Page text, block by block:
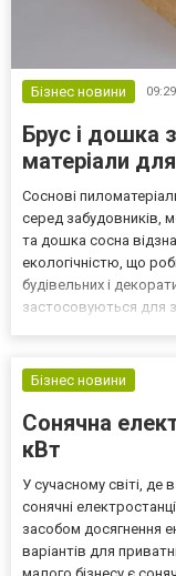
Бізнес новини
Брус і дошка
матеріали
Соснові
серед забудовників,
та дошка сосна
екологічністю, що
будівельних і
застосовуються для
Бізнес новини
Сонячна
кВт
У сучасному світі, де
сонячні
засобом досягнення
варіантів для